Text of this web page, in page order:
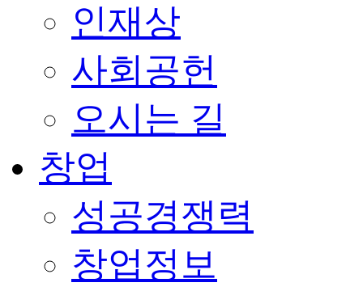
인재상
사회공헌
오시는 길
창업
성공경쟁력
창업정보